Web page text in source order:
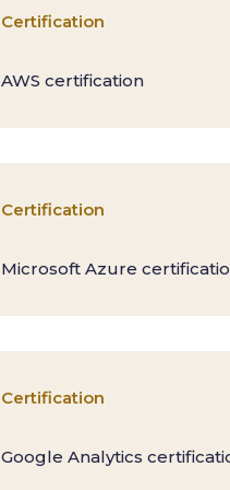
Certification
AWS certification
Certification
Microsoft Azure
Certification
Google Analytics